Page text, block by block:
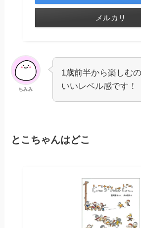
メルカリ
ちみみ
1歳前半から楽しむ
いいレベル感です！
とこちゃんはどこ